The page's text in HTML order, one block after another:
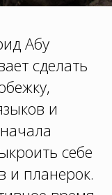
Абу
сделать
и
себе
и планерок.